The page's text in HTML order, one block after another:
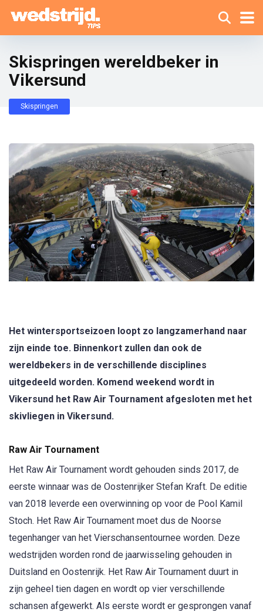
Skispringen wereldbeker in
Vikersund
Skispringen
Het wintersportseizoen loopt zo langzamerhand naar
zijn einde toe. Binnenkort zullen dan ook de
wereldbekers in de verschillende disciplines
uitgedeeld worden. Komend weekend wordt in
Vikersund het Raw Air Tournament afgesloten met het
skivliegen in Vikersund.
Raw Air Tournament
Het Raw Air Tournament wordt gehouden sinds 2017, de
eerste winnaar was de Oostenrijker Stefan Kraft. De editie
van 2018 leverde een overwinning op voor de Pool Kamil
Stoch. Het Raw Air Tournament moet dus de Noorse
tegenhanger van het Vierschansentournee worden. Deze
wedstrijden worden rond de jaarwisseling gehouden in
Duitsland en Oostenrijk. Het Raw Air Tournament duurt in
zijn geheel tien dagen en wordt op vier verschillende
schansen afgewerkt. Als eerste wordt er gesprongen vanaf